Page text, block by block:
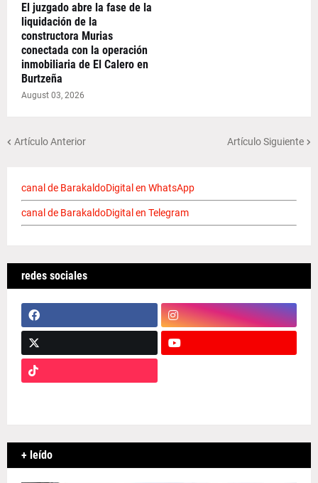
El juzgado abre la fase de la
liquidación de la
constructora Murias
conectada con la operación
inmobiliaria de El Calero en
Burtzeña
August 03, 2026
Artículo Anterior Artículo Siguiente
canal de BarakaldoDigital en WhatsApp
canal de BarakaldoDigital en Telegram
redes sociales
+ leído